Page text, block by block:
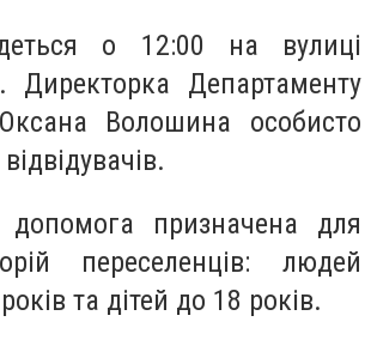
о 12:00 на вулиці
Директорка Департаменту
Волошина особисто
допомога призначена для
переселенців: людей
та дітей до 18 років.